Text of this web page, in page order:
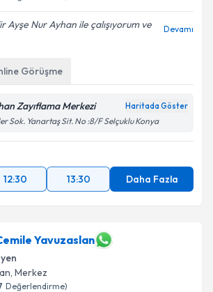
Ayşe Nur Ayhan ile çalışıyorum ve
Devamı
Görüşme
Zayıflama Merkezi Haritada Göster
Sok. Yanartaş Sit. No :8/F Selçuklu Konya
12:30 13:30 Daha Fazla
Yavuzaslan
, Merkez
Değerlendirme)